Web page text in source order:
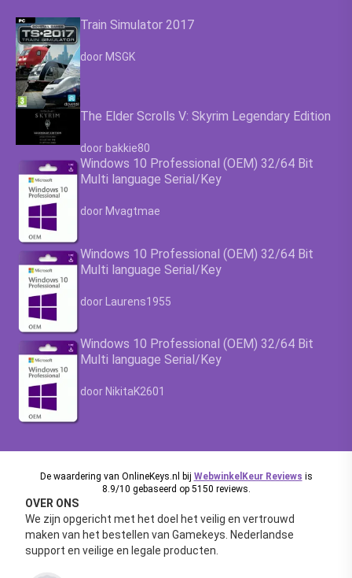
Train Simulator 2017
Waardering
door MSGK
The Elder Scrolls V: Skyrim Legendary Edition
Waardering4.63
door bakkie80
Windows 10 Professional (OEM) 32/64 Bit
Multi language Serial/Key
Waardering4.63
door Mvagtmae
Windows 10 Professional (OEM) 32/64 Bit
Multi language Serial/Key
Waardering4.63uit 5
door Laurens1955
Windows 10 Professional (OEM) 32/64 Bit
Multi language Serial/Key
Waardering4.63
door NikitaK2601
De waardering van OnlineKeys.nl bij WebwinkelKeur Reviews is
8.9/10 gebaseerd op 5150 reviews.
OVER ONS
We zijn opgericht met het doel het veilig en vertrouwd
maken van het bestellen van Gamekeys. Nederlandse
support en veilige en legale producten.